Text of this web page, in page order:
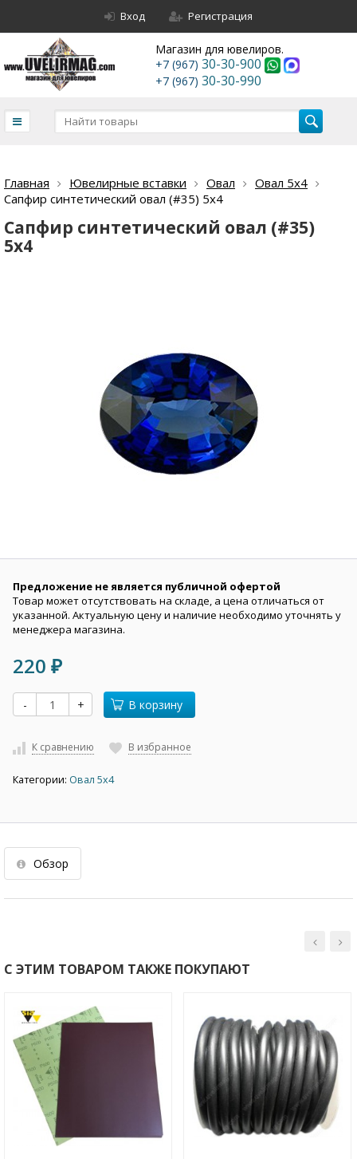
Вход Регистрация
Магазин для ювелиров.
+7 (967) 30-30-900
+7 (967) 30-30-990
Главная Ювелирные вставки Овал
Овал 5х4
Сапфир синтетический овал (#35) 5х4
Сапфир синтетический овал (#35)
5х4
Предложение не является публичной офертой
Товар может отсутствовать на складе, а цена отличаться от
указанной. Актуальную цену и наличие необходимо уточнять у
менеджера магазина.
220 ₽
- + В корзину
К сравнению В избранное
Категории: Овал 5х4
Обзор
С ЭТИМ ТОВАРОМ ТАКЖЕ ПОКУПАЮТ